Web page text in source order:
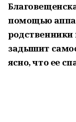
помощью
родственники
задышит
ясно, что ее